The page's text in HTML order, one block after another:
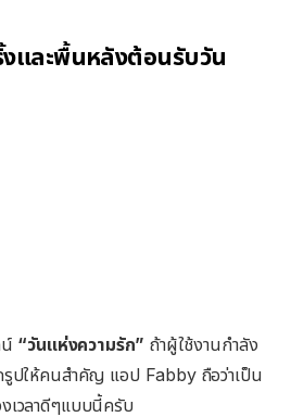
และพื้นหลังต้อนรับวัน
“วันแห่งความรัก” ถ้าผู้ใช้งานกำลัง
รูปให้คนสำคัญ แอป Fabbyถือว่าเป็น
เวลาดีๆแบบนี้ครับ